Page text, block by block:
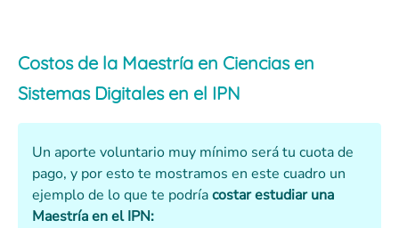
Costos de la Maestría en Ciencias en
Sistemas Digitales en el IPN
Un aporte voluntario muy mínimo será tu cuota de
pago, y por esto te mostramos en este cuadro un
ejemplo de lo que te podríacostar estudiar una
Maestría en el IPN: